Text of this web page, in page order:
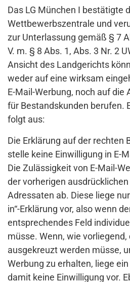
Das LG München I bestätigte
Wettbewerbszentrale und
zur Unterlassung gemäß § 7
V. m. § 8 Abs. 1, Abs. 3 Nr. 2
Ansicht des Landgerichts
weder auf eine wirksam
E-Mail-Werbung, noch auf die
für Bestandskunden berufen.
folgt aus:
Die Erklärung auf der rechten
stelle keine Einwilligung in E-
Die Zulässigkeit von E-Mail-
der vorherigen
Adressaten ab. Diese liege
in“-Erklärung vor, also wenn
entsprechendes Feld
müsse. Wenn, wie vorliegend,
ausgekreuzt werden müsse,
Werbung zu erhalten, liege ein
damit keine Einwilligung vor.